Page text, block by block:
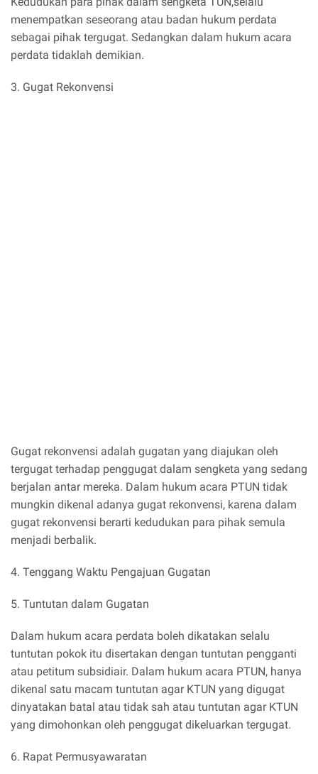
menempatkan seseorang atau badan hukum perdata
sebagai pihak tergugat. Sedangkan dalam hukum acara
perdata tidaklah demikian.
3. Gugat Rekonvensi
Gugat rekonvensi adalah gugatan yang diajukan oleh
tergugat terhadap penggugat dalam sengketa yang sedang
berjalan antar mereka. Dalam hukum acara PTUN tidak
mungkin dikenal adanya gugat rekonvensi, karena dalam
gugat rekonvensi berarti kedudukan para pihak semula
menjadi berbalik.
4. Tenggang Waktu Pengajuan Gugatan
5. Tuntutan dalam Gugatan
Dalam hukum acara perdata boleh dikatakan selalu
tuntutan pokok itu disertakan dengan tuntutan pengganti
atau petitum subsidiair. Dalam hukum acara PTUN, hanya
dikenal satu macam tuntutan agar KTUN yang digugat
dinyatakan batal atau tidak sah atau tuntutan agar KTUN
yang dimohonkan oleh penggugat dikeluarkan tergugat.
6. Rapat Permusyawaratan